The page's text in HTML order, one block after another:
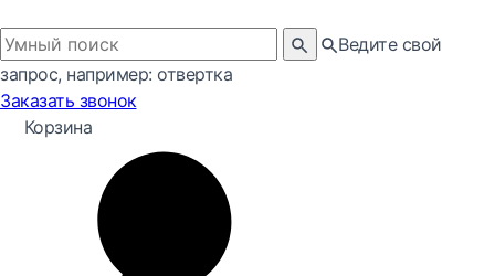
Ведите свой
запрос, например: отвертка
Заказать звонок
Корзина